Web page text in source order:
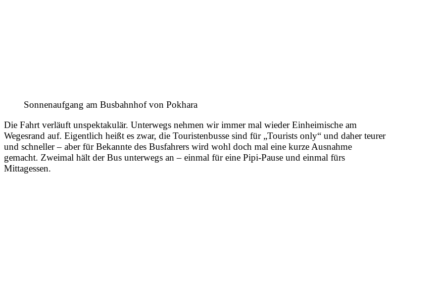
Sonnenaufgang am Busbahnhof von Pokhara
Die Fahrt verläuft unspektakulär. Unterwegs nehmen wir immer mal wieder Einheimische am
Wegesrand auf. Eigentlich heißt es zwar, die Touristenbusse sind für „Tourists only“ und daher teurer
und schneller – aber für Bekannte des Busfahrers wird wohl doch mal eine kurze Ausnahme
gemacht. Zweimal hält der Bus unterwegs an – einmal für eine Pipi-Pause und einmal fürs
Mittagessen.